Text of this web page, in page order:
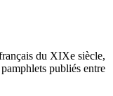
du XIXe siècle,
publiés entre